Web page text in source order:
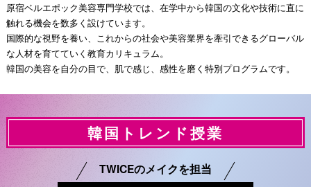
原宿ベルエポック美容専門学校では、在学中から韓国の文化や技術に直に
触れる機会を数多く設けています。
国際的な視野を養い、これからの社会や美容業界を牽引できるグローバル
な人材を育てていく教育カリキュラム。
韓国の美容を自分の目で、肌で感じ、感性を磨く特別プログラムです。
韓国トレンド授業
TWICEのメイクを担当